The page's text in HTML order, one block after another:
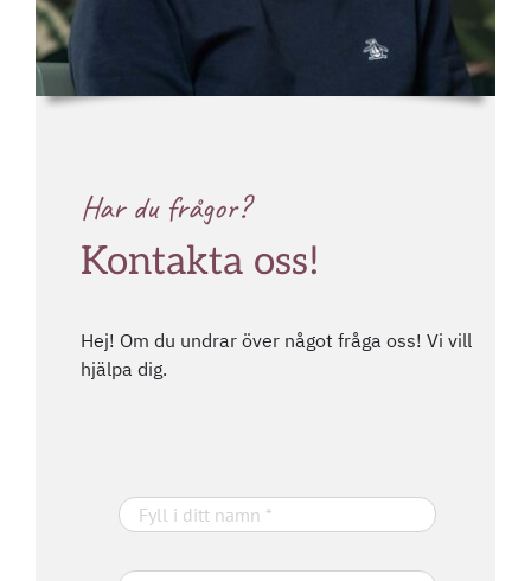
Har du frågor?
Kontakta oss!
Hej! Om du undrar över något fråga oss! Vi vill
hjälpa dig.